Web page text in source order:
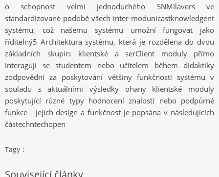
o schopnost velmi jednoduchého SNMIlavers ve
standardizované podobě všech inter-modunicastknowledgent
systému, což našemu systému umožní fungovat jako
říditelný5 Architektura systému, která je rozdělena do dvou
základních skupin: klientské a serClient moduly přímo
interagují se studentem nebo učitelem během didaktiky
zodpovědní za poskytování většiny funkčnosti systému v
souladu s aktuálními výsledky ohany klientské moduly
poskytující různé typy hodnocení znalostí nebo podpůrné
funkce - jejich design a funkčnost je popsána v následujících
částechntechopen
Tagy：
Související články